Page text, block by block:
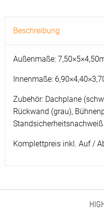
Beschreibung
Außenmaße:
Innenmaße:
Zubehör: Dachplane
Rückwand (grau),
Standsicherheitsnachweiß
Komplettpreis inkl. Auf /